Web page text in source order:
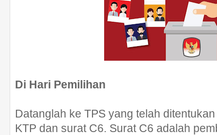
Di Hari Pemilihan
Datanglah ke TPS yang telah
KTP dan surat C6. Surat C6 adalah